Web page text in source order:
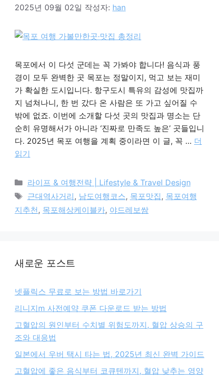
2025년 09월 02일 작성자: han
목포에서 이 다섯 군데는 꼭 가봐야 합니다! 음식과 풍
경이 모두 완벽한 곳 목포는 정말이지, 먹고 보는 재미
가 확실한 도시입니다. 항구도시 특유의 감성에 맛집까
지 넘쳐나니, 한 번 갔다 온 사람은 또 가고 싶어질 수
밖에 없죠. 이번에 소개할 다섯 곳의 맛집과 명소는 단
순히 유명해서가 아니라 ‘진짜로 만족도 높은’ 곳들입니
다. 2025년 목포 여행을 계획 중이라면 이 글, 꼭 … 더
읽기
카
테
고
리
라이프 & 여행전략 | Lifestyle & Travel Design
태
그
근대역사거리, 남도여행코스, 목포맛집, 목포여행
지추천, 목포해상케이블카, 야드레보쌈
새로운 포스트
넷플릭스 무료로 보는 방법 바로가기
리니지m 사전예약 쿠폰 다운로드 받는 방법
고혈압의 원인부터 수치별 위험도까지, 혈압 상승의 구
조와 대응법
일본에서 우버 택시 타는 법, 2025년 최신 완벽 가이드
고혈압에 좋은 음식부터 코큐텐까지, 혈압 낮추는 영양